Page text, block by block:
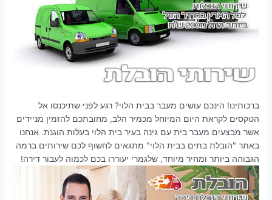
ברכותינו! הינכם עושים מעבר בבית הלוי? רגע לפני שתיכנסו אל
הטקסים לקראת היום המיוחל מכמיר הלב, מחובתכם להזמין מניידים
אשר מבצעים מעבר בית עם גינה בעיר בית הלוי בעלות הוגנת. אנחנו
באתר "הובלת בתים בבית הלוי" מתגאים לחשוף לכם שירותים ברמה
הגבוהה ביותר ומחיר מיוחד, שלגמרי יעוררו בכם לכמוה לעבור דירה!